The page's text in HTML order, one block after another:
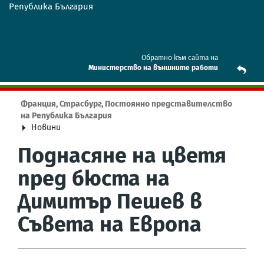
Република България
Обратно към сайта на
Mинистерство на външните работи
Франция, Страсбург, Постоянно представителство
на Република България
Новини
Поднасяне на цветя
пред бюста на
Димитър Пешев в
Съвета на Европа